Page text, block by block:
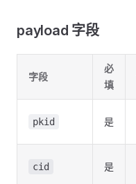
payload 字段
字段
必
填
pkid 是
cid 是